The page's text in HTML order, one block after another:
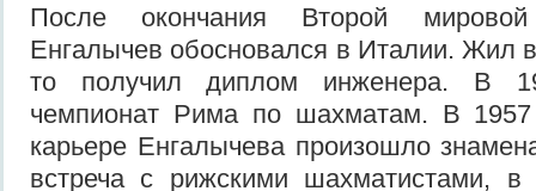
После окончания Второй
Енгалычев обосновался в Италии. Жил
то получил диплом инженера. В
чемпионат Рима по шахматам. В
карьере Енгалычева произошло
встреча с рижскими шахматистами,